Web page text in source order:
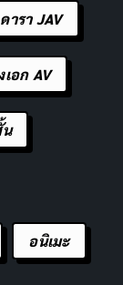
มนุษย์ไว้ ทำให้
แค่เครื่องจักร
ไทยเรื่องนี้ดู
ดี ชวนให้
ลวร้าย แต่ก็
ดูหนังกับ
ดารา JAV
เอก AV
น
อนิเมะ